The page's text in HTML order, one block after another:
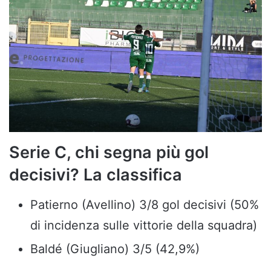
Serie C, chi segna più gol
decisivi? La classifica
Patierno (Avellino) 3/8 gol decisivi (50%
di incidenza sulle vittorie della squadra)
Baldé (Giugliano) 3/5 (42,9%)